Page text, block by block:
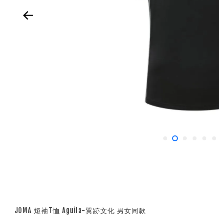
JOMA 短袖T恤 Aguila-翼跡文化 男女同款